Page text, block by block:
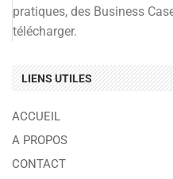
pratiques, des Business
télécharger.
LIENS UTILES
ACCUEIL
A PROPOS
CONTACT